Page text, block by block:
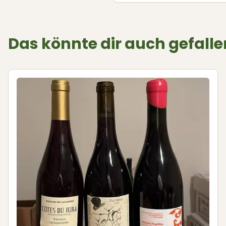
Das könnte dir auch